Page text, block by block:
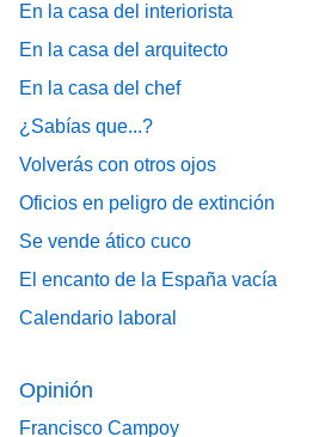
En la casa del interiorista
En la casa del arquitecto
En la casa del chef
¿Sabías que...?
Volverás con otros ojos
Oficios en peligro de extinción
Se vende ático cuco
El encanto de la España vacía
Calendario laboral
Opinión
Francisco Campoy